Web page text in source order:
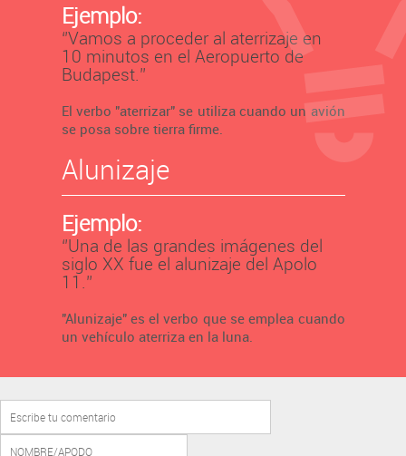
Ejemplo:
‘’Vamos a proceder al aterrizaje en
10 minutos en el Aeropuerto de
Budapest.’’
El verbo "aterrizar" se utiliza cuando un avión
se posa sobre tierra firme.
Alunizaje
Ejemplo:
‘’Una de las grandes imágenes del
siglo XX fue el alunizaje del Apolo
11.’’
"Alunizaje" es el verbo que se emplea cuando
un vehículo aterriza en la luna.